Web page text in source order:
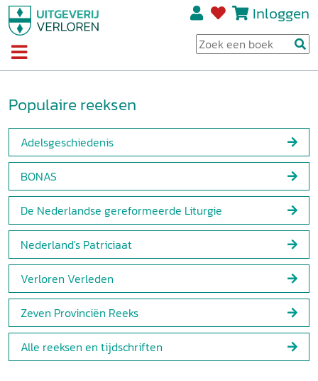
Inloggen
Populaire reeksen
Adelsgeschiedenis
BONAS
De Nederlandse gereformeerde Liturgie
Nederland's Patriciaat
Verloren Verleden
Zeven Provinciën Reeks
Alle reeksen en tijdschriften